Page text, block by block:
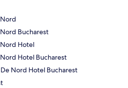
Bucharest
Hotel
Hotel Bucharest
Nord Hotel Bucharest